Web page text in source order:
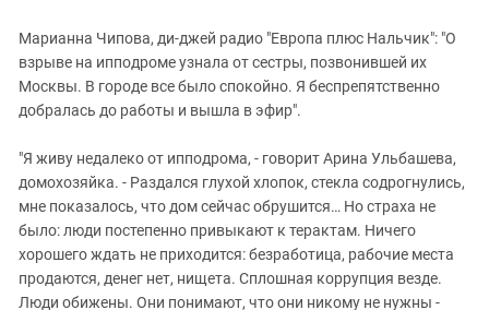
Марианна Чипова, ди-джей радио "Европа плюс Нальчик": "О
взрыве на ипподроме узнала от сестры, позвонившей их
Москвы. В городе все было спокойно. Я беспрепятственно
добралась до работы и вышла в эфир".
"Я живу недалеко от ипподрома, - говорит Арина Ульбашева,
домохозяйка. - Раздался глухой хлопок, стекла содрогнулись,
мне показалось, что дом сейчас обрушится… Но страха не
было: люди постепенно привыкают к терактам. Ничего
хорошего ждать не приходится: безработица, рабочие места
продаются, денег нет, нищета. Сплошная коррупция везде.
Люди обижены. Они понимают, что они никому не нужны -